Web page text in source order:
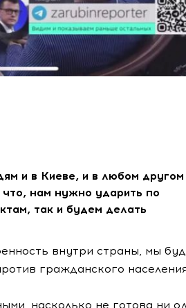
и в Киеве, и в любом другом
нам нужно ударить по
так и будем делать
внутри страны, мы
гражданского
насколько не готова ни